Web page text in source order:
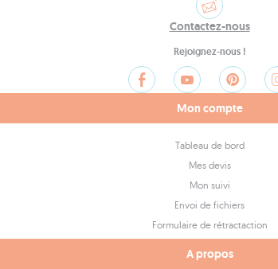
Contactez-nous
Rejoignez-nous !
Mon compte
Tableau de bord
Mes devis
Mon suivi
Envoi de fichiers
Formulaire de rétractaction
A propos